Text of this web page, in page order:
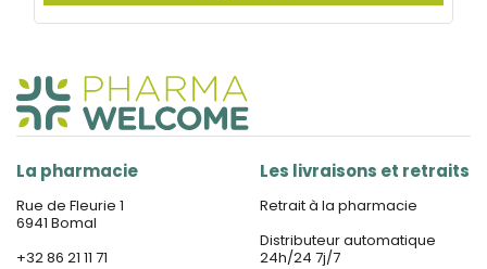
La pharmacie
Rue de Fleurie 1
6941 Bomal
+32 86 21 11 71
Les livraisons et retraits
Retrait à la pharmacie
Distributeur automatique
24h/24 7j/7